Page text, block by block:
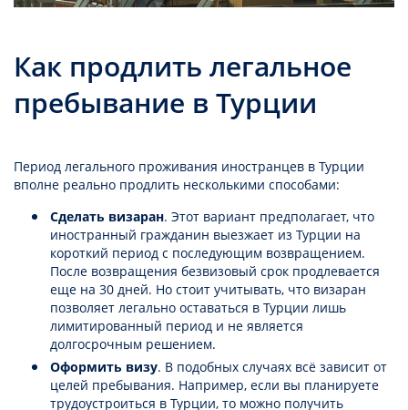
Как продлить легальное
пребывание в Турции
Период легального проживания иностранцев в Турции
вполне реально продлить несколькими способами:
Сделать визаран. Этот вариант предполагает, что
иностранный гражданин выезжает из Турции на
короткий период с последующим возвращением.
После возвращения безвизовый срок продлевается
еще на 30 дней. Но стоит учитывать, что визаран
позволяет легально оставаться в Турции лишь
лимитированный период и не является
долгосрочным решением.
Оформить визу. В подобных случаях всё зависит от
целей пребывания. Например, если вы планируете
трудоустроиться в Турции, то можно получить